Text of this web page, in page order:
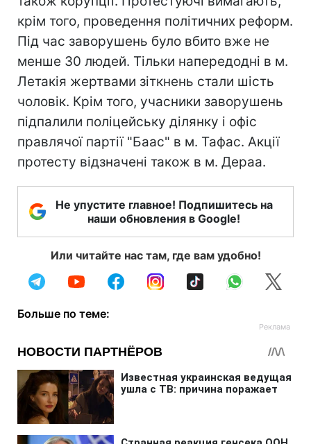
крім того, проведення політичних реформ.
Під час заворушень було вбито вже не
менше 30 людей. Тільки напередодні в м.
Летакія жертвами зіткнень стали шість
чоловік. Крім того, учасники заворушень
підпалили поліцейську ділянку і офіс
правлячої партії "Баас" в м. Тафас. Акції
протесту відзначені також в м. Дераа.
Не упустите главное! Подпишитесь на
наши обновления в Google!
Или читайте нас там, где вам удобно!
Больше по теме: